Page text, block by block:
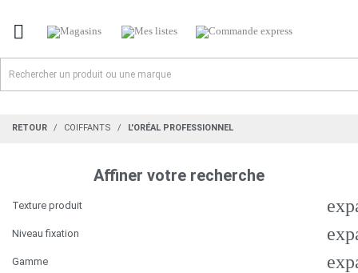

RETOUR COIFFANTS L'ORÉAL PROFESSIONNEL
Affiner votre recherche
Texture produit
Niveau fixation
Gamme